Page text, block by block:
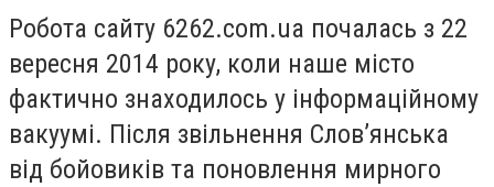
Робота сайту 6262.com.ua почалась з 22
вересня 2014 року, коли наше місто
фактично знаходилось у інформаційному
вакуумі. Після звільнення Слов’янська
від бойовиків та поновлення мирного